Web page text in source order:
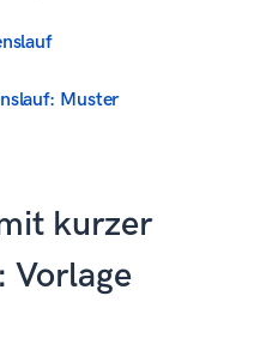
Muster
kurzer
Vorlage